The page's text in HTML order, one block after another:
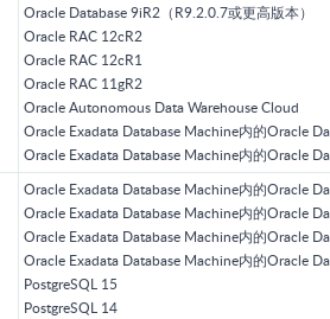
Oracle Database 9iR2（R9.2.0.7或更高版本）
Oracle RAC 12cR2
Oracle RAC 12cR1
Oracle RAC 11gR2
Oracle Autonomous Data Warehouse Cloud
Oracle Exadata Database Machine内的Oracle
Oracle Exadata Database Machine内的Oracle
Oracle Exadata Database Machine内的Oracle
Oracle Exadata Database Machine内的Oracle
Oracle Exadata Database Machine内的Oracle
Oracle Exadata Database Machine内的Oracle
PostgreSQL 15
PostgreSQL 14